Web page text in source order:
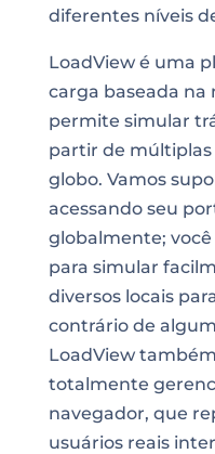
diferentes níveis
LoadView é uma
carga baseada na
permite simular
partir de múltiplas
globo. Vamos
acessando seu
globalmente;
para simular
diversos locais
contrário de
LoadView
totalmente
navegador, que
usuários reais